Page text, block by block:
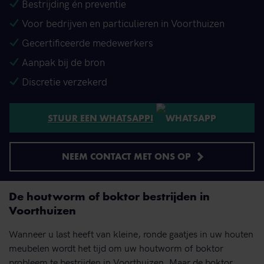
Bestrijding én preventie
Voor bedrijven en particulieren in Voorthuizen
Gecertificeerde medewerkers
Aanpak bij de bron
Discretie verzekerd
STUUR EEN WHATSAPP!
NEEM CONTACT MET ONS OP
De houtworm of boktor bestrijden in
Voorthuizen
Wanneer u last heeft van kleine, ronde gaatjes in uw houten
meubelen wordt het tijd om uw houtworm of boktor